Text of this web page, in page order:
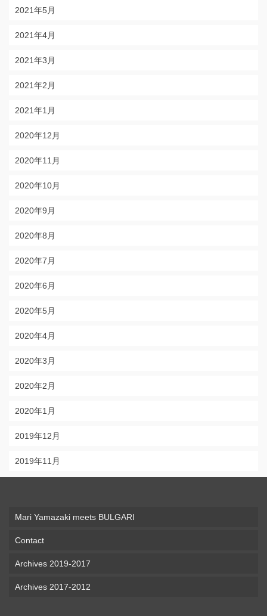
2021年5月
2021年4月
2021年3月
2021年2月
2021年1月
2020年12月
2020年11月
2020年10月
2020年9月
2020年8月
2020年7月
2020年6月
2020年5月
2020年4月
2020年3月
2020年2月
2020年1月
2019年12月
2019年11月
Mari Yamazaki meets BULGARI
Contact
Archives 2019-2017
Archives 2017-2012